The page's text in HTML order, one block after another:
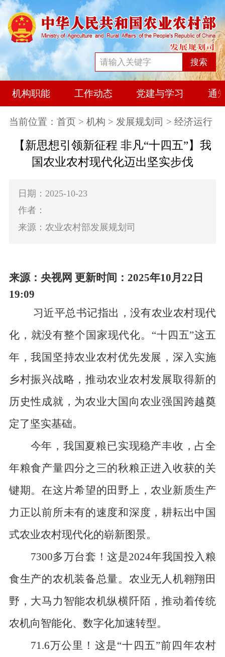
搜索
机构职能 工作动态 党建与学习 通
当前位置： 首页 > 机构 > 发展规划司 > 经济运行
【新思想引领新征程 非凡“十四五”】我
国农业农村现代化迈出坚实步伐
日期：2025-10-23
作者：
来源：农业农村部发展规划司
来源：央视网 更新时间：2025年10月22日
19:09
习近平总书记指出，没有农业农村现代
化，就没有整个国家现代化。“十四五”这五
年，我国坚持农业农村优先发展，深入实施
乡村振兴战略，推动农业农村发展取得新的
历史性成就，为农业大国向农业强国跨越奠
定了坚实基础。
今年，我国夏粮已实现稳产丰收，占全
年粮食产量四分之三的秋粮正进入收获的关
键期。在这片希望的田野上，农业新质生产
力正以前所未有的速度和深度，耕耘出中国
式农业农村现代化的崭新图景。
7300多万台套！这是2024年我国投入粮
食生产的农机装备总量。农业无人机翱翔田
野，大马力智能农机纵横阡陌，推动着传统
农机向智能化、数字化加速转型。
71.6万公里！这是“十四五”前四年农村